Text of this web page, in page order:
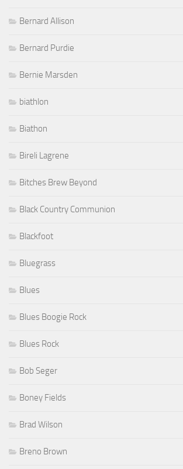
Bernard Allison
Bernard Purdie
Bernie Marsden
biathlon
Biathon
Bireli Lagrene
Bitches Brew Beyond
Black Country Communion
Blackfoot
Bluegrass
Blues
Blues Boogie Rock
Blues Rock
Bob Seger
Boney Fields
Brad Wilson
Breno Brown